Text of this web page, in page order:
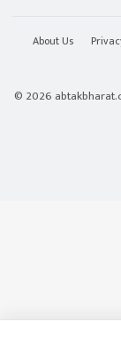
About Us
© 2026